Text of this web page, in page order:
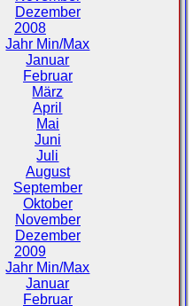
Dezember
2008
Jahr Min/Max
Januar
Februar
März
April
Mai
Juni
Juli
August
September
Oktober
November
Dezember
2009
Jahr Min/Max
Januar
Februar